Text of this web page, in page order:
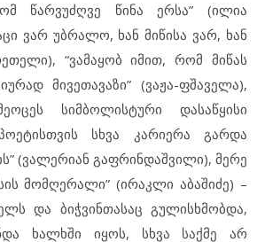
წარვუძღვე წინა ერსა” (ილია
ვარ უბრალო, ხან მიწისა ვარ, ხან
“ვამაყობ იმით, რომ მიწას
მივეთავაზი” (ვაჟა-ფშაველა),
სიმბოლისტური დასაწყისი
სხვა კარიერა გარდა
(ვალერიან გაფრინდაშვილი), მერე
მომღერალი” (ირაკლი აბაშიძე) –
და ბიჭვინთასაც გულისხმობდა,
ხალხში იყოს, სხვა საქმე არ